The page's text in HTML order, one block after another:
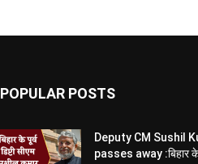
POPULAR POSTS
Deputy CM Sushil
passes away :बिहार के